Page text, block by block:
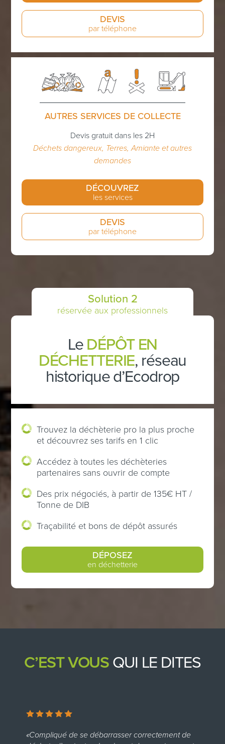
DEVIS
par téléphone
AUTRES SERVICES DE COLLECTE
Devis gratuit dans les 2H
Déchets dangereux, Terres, Amiante et autres
demandes
DÉCOUVREZ
les services
DEVIS
par téléphone
Solution 2
réservée aux professionnels
LeDÉPÔT EN
DÉCHETTERIE, réseau
historique d’Ecodrop
Trouvez la déchèterie pro la plus proche
et découvrez ses tarifs en 1 clic
Accédez à toutes les déchèteries
partenaires sans ouvrir de compte
Des prix négociés, à partir de 135€ HT /
Tonne de DIB
Traçabilité et bons de dépôt assurés
DÉPOSEZ
en déchetterie
C’EST VOUSQUI LE DITES
«Compliqué de se débarrasser correctement de